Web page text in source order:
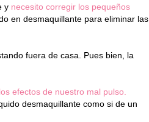
y necesito corregir los pequeños
en desmaquillante para eliminar las
fuera de casa. Pues bien, la
efectos de nuestro mal pulso.
desmaquillante como si de un